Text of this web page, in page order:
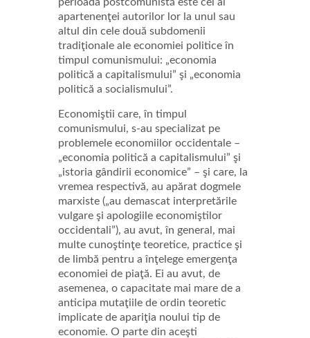
apartenenţei autorilor lor la unul sau
altul din cele două subdomenii
tradiţionale ale economiei politice în
timpul comunismului: „economia
politică a capitalismului” şi „economia
politică a socialismului”.
Economiştii care, în timpul
comunismului, s-au specializat pe
problemele economiilor occidentale –
„economia politică a capitalismului” şi
„istoria gândirii economice” – şi care, la
vremea respectivă, au apărat dogmele
marxiste („au demascat interpretările
vulgare şi apologiile economiştilor
occidentali”), au avut, în general, mai
multe cunoştinţe teoretice, practice şi
de limbă pentru a înţelege emergenţa
economiei de piaţă. Ei au avut, de
asemenea, o capacitate mai mare de a
anticipa mutaţiile de ordin teoretic
implicate de apariţia noului tip de
economie. O parte din aceşti